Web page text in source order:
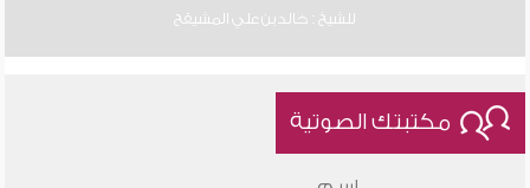
للشيخ : خالد بن علي المشيقح
مكتبتك الصوتية